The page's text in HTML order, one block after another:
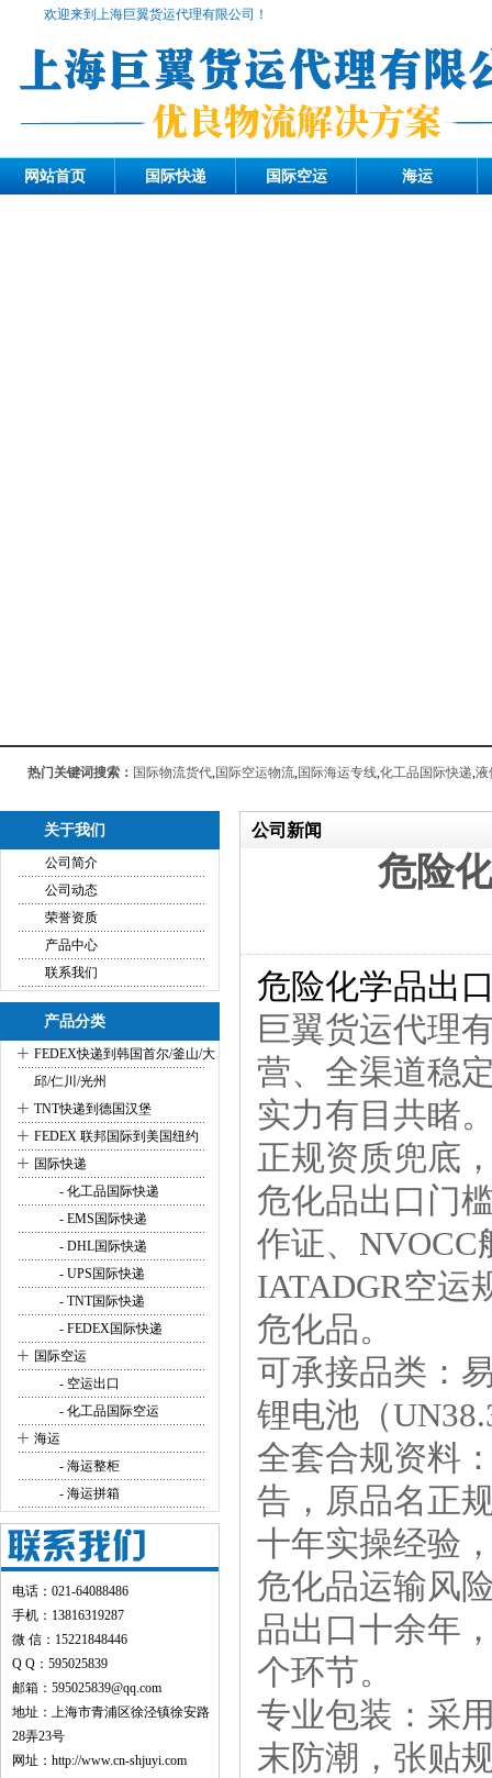
欢迎来到上海巨翼货运代理有限公司！
网站首页 国际快递 国际空运 海运
热门关键词搜索： 国际物流货代,国际空运物流,国际海运专线,化工品国际快递,液
关于我们
公司简介
公司动态
荣誉资质
产品中心
联系我们
产品分类
+ FEDEX快递到韩国首尔/釜山/大
邱/仁川/光州
+ TNT快递到德国汉堡
+ FEDEX 联邦国际到美国纽约
+ 国际快递
- 化工品国际快递
- EMS国际快递
- DHL国际快递
- UPS国际快递
- TNT国际快递
- FEDEX国际快递
+ 国际空运
- 空运出口
- 化工品国际空运
+ 海运
- 海运整柜
- 海运拼箱
电话：021-64088486
手机：13816319287
微 信：15221848446
Q Q：595025839
邮箱：595025839@qq.com
地址：上海市青浦区徐泾镇徐安路
28弄23号
网址： http://www.cn-shjuyi.com
公司新闻
危险
危险化学品出
巨翼货运代理
营、全渠道稳
实力有目共睹
正规资质兜底
危化品出口门
作证、
IATADGR空运
危化品。
可承接品类：
锂电池（
全套合规资料
告，原品名正
十年实操经验
危化品运输风
品出口十余年
个环节。
专业包装：采
末防潮，张贴